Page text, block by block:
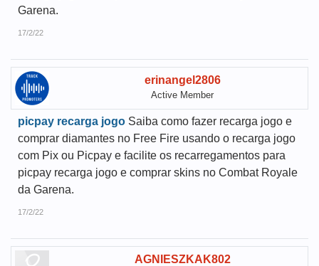
Garena.
17/2/22
erinangel2806
Active Member
picpay recarga jogo Saiba como fazer recarga jogo e
comprar diamantes no Free Fire usando o recarga jogo
com Pix ou Picpay e facilite os recarregamentos para
picpay recarga jogo e comprar skins no Combat Royale
da Garena.
17/2/22
AGNIESZKAK802